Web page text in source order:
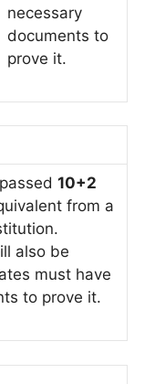
necessary
documents to
prove it.
10+2
from a
also be
must have
to prove it.